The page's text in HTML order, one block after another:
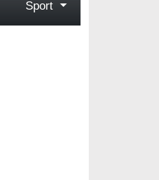
Sport